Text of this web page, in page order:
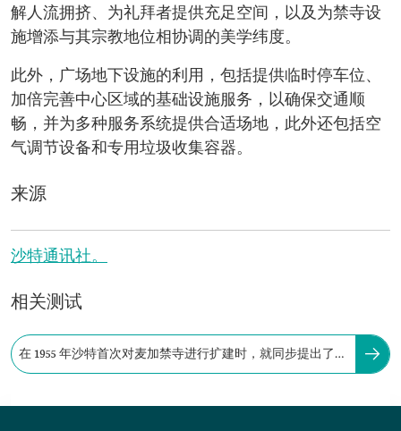
解人流拥挤、为礼拜者提供充足空间，以及为禁寺设
施增添与其宗教地位相协调的美学纬度。
此外，广场地下设施的利用，包括提供临时停车位、
加倍完善中心区域的基础设施服务，以确保交通顺
畅，并为多种服务系统提供合适场地，此外还包括空
气调节设备和专用垃圾收集容器。
来源
沙特通讯社。
相关测试
在 1955 年沙特首次对麦加禁寺进行扩建时，就同步提出了为